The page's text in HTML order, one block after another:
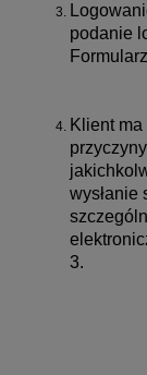
podanie
Klient
wysłanie
3.